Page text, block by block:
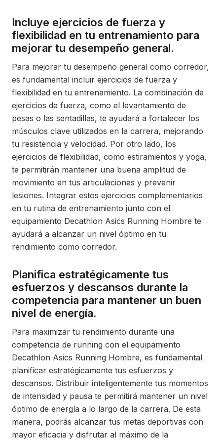
Incluye ejercicios de fuerza y
flexibilidad en tu entrenamiento para
mejorar tu desempeño general.
Para mejorar tu desempeño general como corredor,
es fundamental incluir ejercicios de fuerza y
flexibilidad en tu entrenamiento. La combinación de
ejercicios de fuerza, como el levantamiento de
pesas o las sentadillas, te ayudará a fortalecer los
músculos clave utilizados en la carrera, mejorando
tu resistencia y velocidad. Por otro lado, los
ejercicios de flexibilidad, como estiramientos y yoga,
te permitirán mantener una buena amplitud de
movimiento en tus articulaciones y prevenir
lesiones. Integrar estos ejercicios complementarios
en tu rutina de entrenamiento junto con el
equipamiento Decathlon Asics Running Hombre te
ayudará a alcanzar un nivel óptimo en tu
rendimiento como corredor.
Planifica estratégicamente tus
esfuerzos y descansos durante la
competencia para mantener un buen
nivel de energía.
Para maximizar tu rendimiento durante una
competencia de running con el equipamiento
Decathlon Asics Running Hombre, es fundamental
planificar estratégicamente tus esfuerzos y
descansos. Distribuir inteligentemente tus momentos
de intensidad y pausa te permitirá mantener un nivel
óptimo de energía a lo largo de la carrera. De esta
manera, podrás alcanzar tus metas deportivas con
mayor eficacia y disfrutar al máximo de la